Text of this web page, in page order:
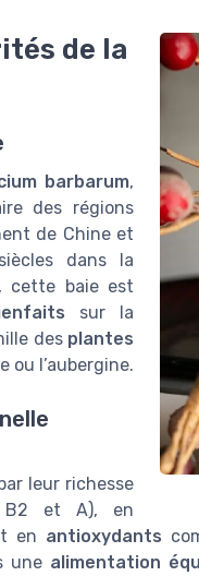
de la
barbarum,
des régions
de Chine et
dans la
cette baie est
sur la
des plantes
ou l’aubergine.
leur richesse
B2 et A), en
en antioxydants
une alimentation